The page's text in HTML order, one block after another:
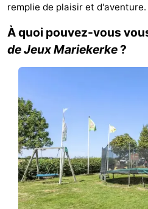
Galgewei
Noordzee
Resort
Vlissingen
Strandpark
Zeeland
Vebenabos
Westduin
Hôtels
Last
minutes
Plages
remplie de plaisir et d'aventure.
À quoi pouvez-vous
de Jeux Mariekerke?